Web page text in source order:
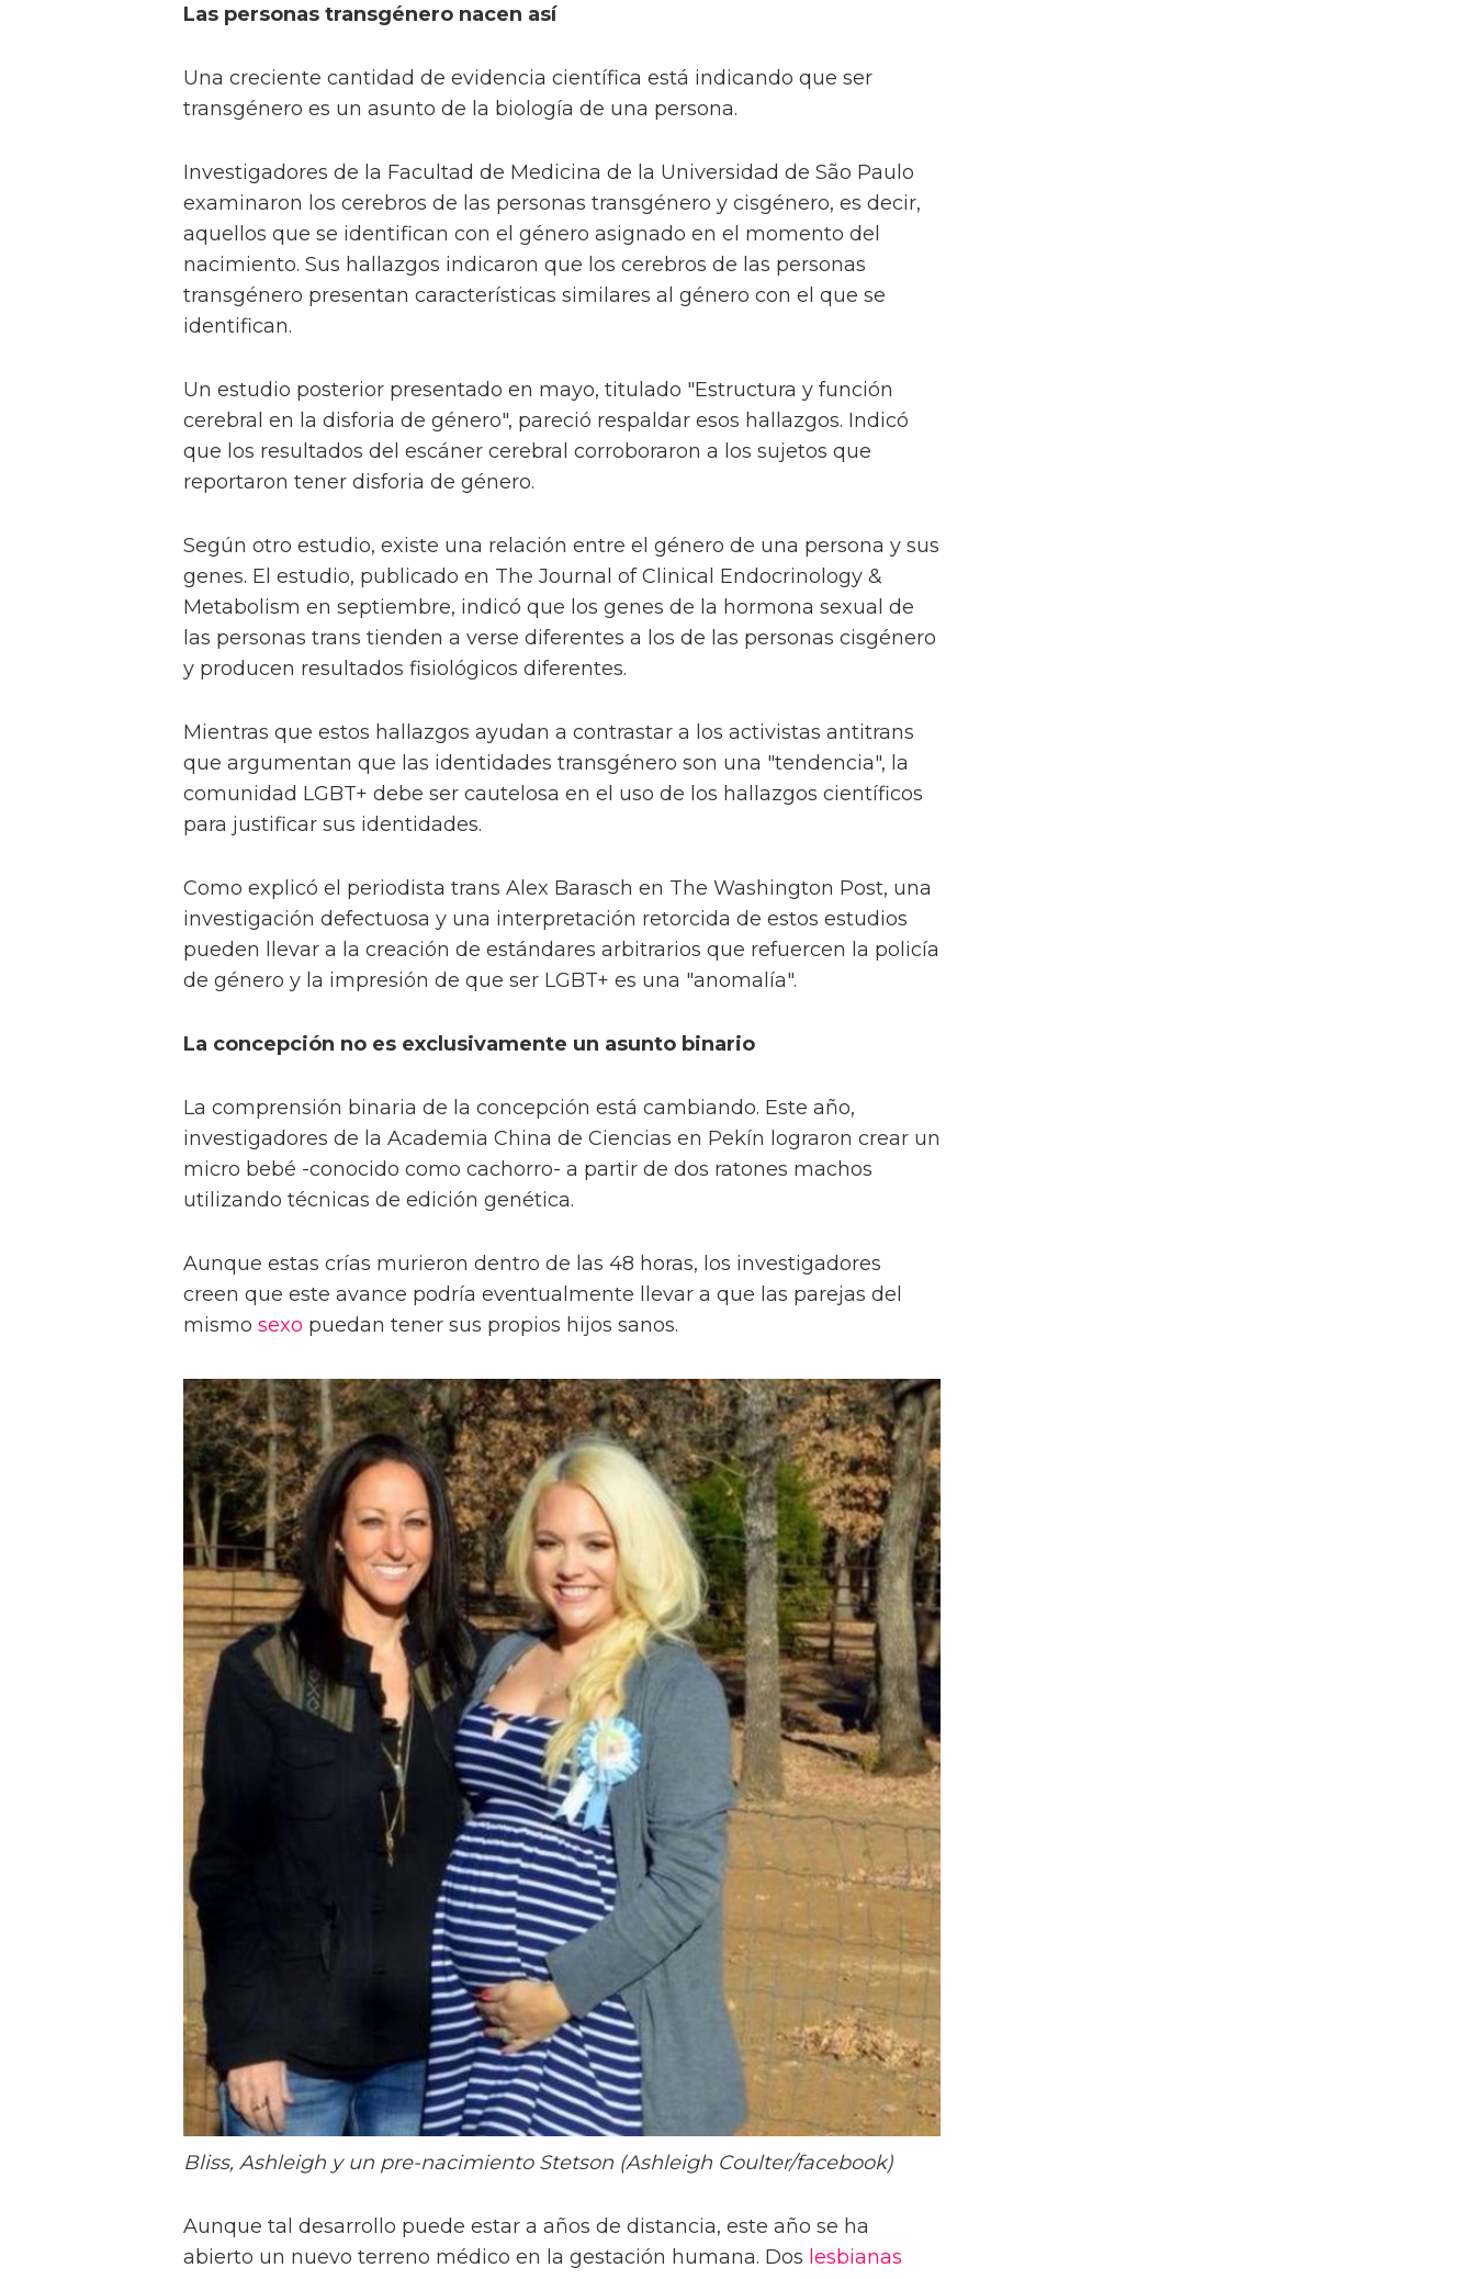
Las personas transgénero nacen así
Una creciente cantidad de evidencia científica está indicando que ser
transgénero es un asunto de la biología de una persona.
Investigadores de la Facultad de Medicina de la Universidad de São Paulo
examinaron los cerebros de las personas transgénero y cisgénero, es decir,
aquellos que se identifican con el género asignado en el momento del
nacimiento. Sus hallazgos indicaron que los cerebros de las personas
transgénero presentan características similares al género con el que se
identifican.
Un estudio posterior presentado en mayo, titulado "Estructura y función
cerebral en la disforia de género", pareció respaldar esos hallazgos. Indicó
que los resultados del escáner cerebral corroboraron a los sujetos que
reportaron tener disforia de género.
Según otro estudio, existe una relación entre el género de una persona y sus
genes. El estudio, publicado en The Journal of Clinical Endocrinology &
Metabolism en septiembre, indicó que los genes de la hormona sexual de
las personas trans tienden a verse diferentes a los de las personas cisgénero
y producen resultados fisiológicos diferentes.
Mientras que estos hallazgos ayudan a contrastar a los activistas antitrans
que argumentan que las identidades transgénero son una "tendencia", la
comunidad LGBT+ debe ser cautelosa en el uso de los hallazgos científicos
para justificar sus identidades.
Como explicó el periodista trans Alex Barasch en The Washington Post, una
investigación defectuosa y una interpretación retorcida de estos estudios
pueden llevar a la creación de estándares arbitrarios que refuercen la policía
de género y la impresión de que ser LGBT+ es una "anomalía".
La concepción no es exclusivamente un asunto binario
La comprensión binaria de la concepción está cambiando. Este año,
investigadores de la Academia China de Ciencias en Pekín lograron crear un
micro bebé -conocido como cachorro- a partir de dos ratones machos
utilizando técnicas de edición genética.
Aunque estas crías murieron dentro de las 48 horas, los investigadores
creen que este avance podría eventualmente llevar a que las parejas del
mismo sexo puedan tener sus propios hijos sanos.
Bliss, Ashleigh y un pre-nacimiento Stetson (Ashleigh Coulter/facebook)
Aunque tal desarrollo puede estar a años de distancia, este año se ha
abierto un nuevo terreno médico en la gestación humana. Dos lesbianas